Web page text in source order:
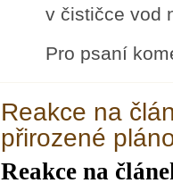
v čističce vod
Pro psaní
Reakce na
přirozené
Reakce na